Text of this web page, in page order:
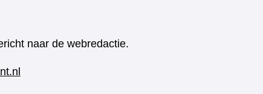
naar de webredactie.